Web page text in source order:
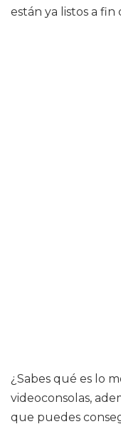
están ya listos a
¿Sabes qué es lo
videoconsolas,
que puedes